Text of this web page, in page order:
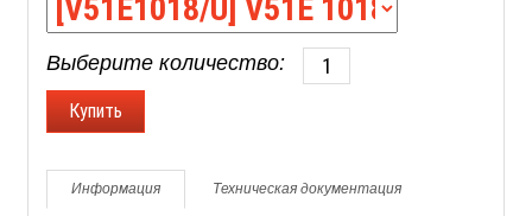
Выберите количество:
Информация Техническая документация